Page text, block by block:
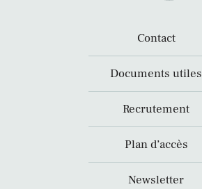
Contact
Documents utiles
Recrutement
Plan d’accès
Newsletter